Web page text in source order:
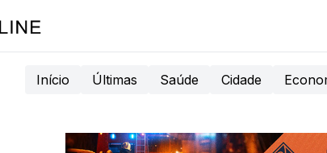
Início Últimas Saúde Cidade